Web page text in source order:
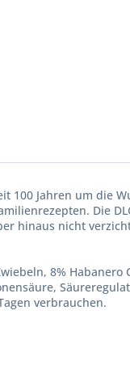
100 Jahren um
Die
hinaus nicht
8%
verbrauchen.